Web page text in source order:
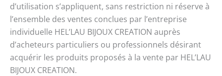
d’utilisation s’appliquent, sans restriction ni réserve à
l’ensemble des ventes conclues par l’entreprise
individuelle HEL’LAU BIJOUX CREATION auprès
d’acheteurs particuliers ou professionnels désirant
acquérir les produits proposés à la vente par HEL’LAU
BIJOUX CREATION.